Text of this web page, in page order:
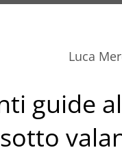
Luca
guide